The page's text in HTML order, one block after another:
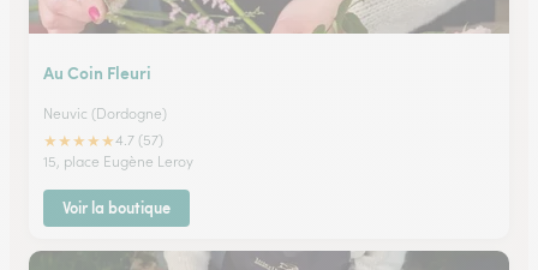
Au Coin Fleuri
Neuvic (Dordogne)
★★★★★4.7 (57)
15, place Eugène Leroy
Voir la boutique